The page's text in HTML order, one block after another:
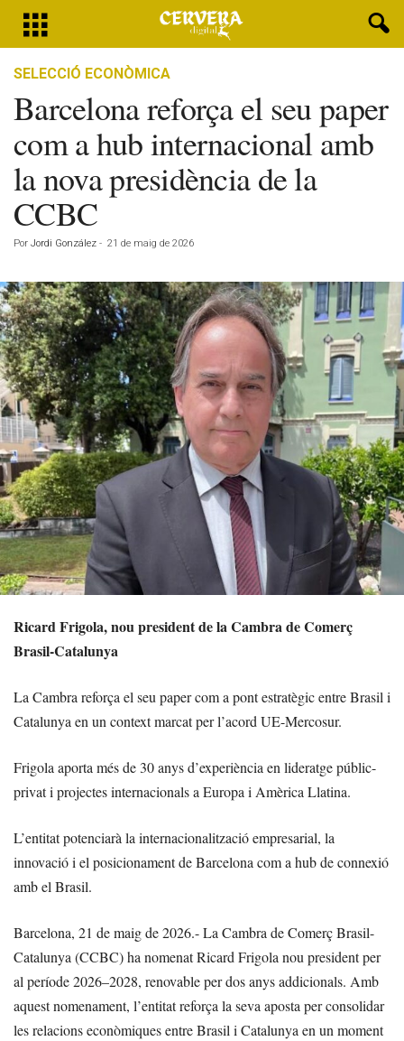
SELECCIÓ ECONÒMICA
Barcelona reforça el seu paper
com a hub internacional amb
la nova presidència de la
CCBC
Por Jordi González - 21 de maig de 2026
Ricard Frigola, nou president de la Cambra de Comerç
Brasil-Catalunya
La Cambra reforça el seu paper com a pont estratègic entre Brasil i
Catalunya en un context marcat per l’acord UE-Mercosur.
Frigola aporta més de 30 anys d’experiència en lideratge públic-
privat i projectes internacionals a Europa i Amèrica Llatina.
L’entitat potenciarà la internacionalització empresarial, la
innovació i el posicionament de Barcelona com a hub de connexió
amb el Brasil.
Barcelona, 21 de maig de 2026.- La Cambra de Comerç Brasil-
Catalunya (CCBC) ha nomenat Ricard Frigola nou president per
al període 2026–2028, renovable per dos anys addicionals. Amb
aquest nomenament, l’entitat reforça la seva aposta per consolidar
les relacions econòmiques entre Brasil i Catalunya en un moment